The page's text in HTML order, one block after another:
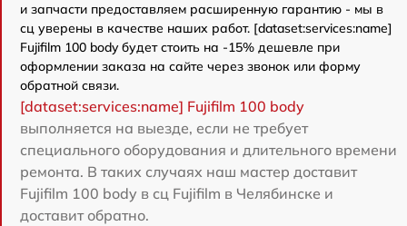
и запчасти предоставляем расширенную гарантию - мы в
сц уверены в качестве наших работ. [dataset:services:name]
Fujifilm 100 body будет стоить на -15% дешевле при
оформлении заказа на сайте через звонок или форму
обратной связи.
[dataset:services:name] Fujifilm 100 body
выполняется на выезде, если не требует
специального оборудования и длительного времени
ремонта. В таких случаях наш мастер доставит
Fujifilm 100 body в сц Fujifilm в Челябинске и
доставит обратно.